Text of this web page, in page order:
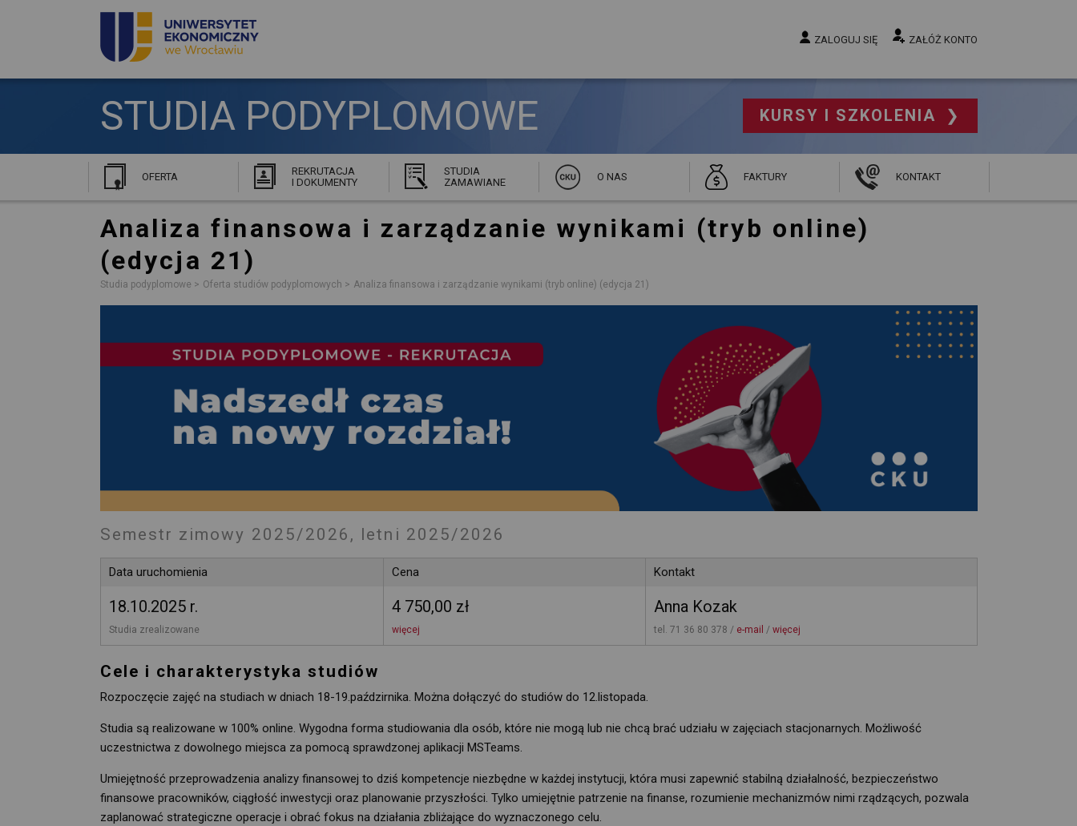
ZALOGUJ SIĘ ZAŁÓŻ KONTO
STUDIA PODYPLOMOWE KURSY I SZKOLENIA
OFERTA
REKRUTACJA
I DOKUMENTY
STUDIA
ZAMAWIANE
O NAS FAKTURY KONTAKT
Analiza finansowa i zarządzanie wynikami (tryb online)
(edycja 21)
Studia podyplomowe Oferta studiów podyplomowych Analiza finansowa i zarządzanie wynikami (tryb online) (edycja 21)
Semestr zimowy 2025/2026, letni 2025/2026
Data uruchomienia
18.10.2025 r.
Studia zrealizowane
Cena
4 750,00 zł
więcej
Kontakt
Anna Kozak
tel. 71 36 80 378 / e-mail / więcej
Cele i charakterystyka studiów
Rozpoczęcie zajęć na studiach w dniach 18-19.paździrnika. Można dołączyć do studiów do 12.listopada.
Studia są realizowane w 100% online. Wygodna forma studiowania dla osób, które nie mogą lub nie chcą brać udziału w zajęciach stacjonarnych. Możliwość
uczestnictwa z dowolnego miejsca za pomocą sprawdzonej aplikacji MSTeams.
Umiejętność przeprowadzenia analizy finansowej to dziś kompetencje niezbędne w każdej instytucji, która musi zapewnić stabilną działalność, bezpieczeństwo
finansowe pracowników, ciągłość inwestycji oraz planowanie przyszłości. Tylko umiejętnie patrzenie na finanse, rozumienie mechanizmów nimi rządzących, pozwala
zaplanować strategiczne operacje i obrać fokus na działania zbliżające do wyznaczonego celu.